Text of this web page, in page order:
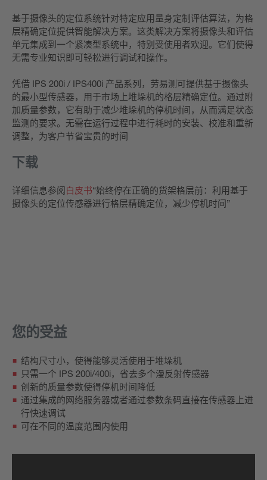
基于摄像头的定位系统针对特定应用量身定制评估算法，为格
层精确定位提供智能解决方案。这类解决方案将摄像头和评估
单元集成到一个紧凑型系统中，特别受使用者欢迎。它们使得
无需专业知识即可轻松进行调试和操作。
凭借 IPS 200i / IPS400i 产品系列，劳易测可提供基于摄像头
的最小型传感器，用于市场上堆垛机的格层精确定位。通过附
加质量参数，它有助于减少堆垛机的停机时间，从而满足状态
监测的要求。无需在运行过程中进行耗时的安装、校准和重新
调整，为客户节省宝贵的时间
下载
详细信息参阅白皮书“始终停在正确的货架格层前：利用基于
摄像头的定位传感器进行格层精确定位，减少停机时间”
您的受益
结构尺寸小，使得能够灵活使用于堆垛机
只需一个 IPS 200i/400i，省去多个漫反射传感器
创新的质量参数使得停机时间降低
通过集成的网络服务器或者通过参数条码直接在传感器上进
行快速调试
可在不同的温度范围内使用